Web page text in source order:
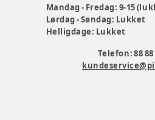
Mandag - Fredag: 9-15
Lørdag - Søndag: Lukket
Helligdage: Lukket
Telefon: 88 88